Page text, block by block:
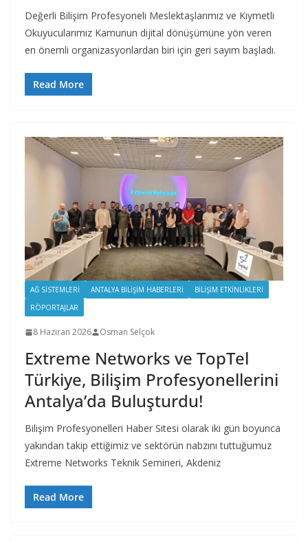
Değerli Bilişim Profesyoneli Meslektaşlarımız ve Kıymetli
Okuyucularımız Kamunun dijital dönüşümüne yön veren
en önemli organizasyonlardan biri için geri sayım başladı.
Read More
AĞ SISTEMLERI ANTALYA BILIŞIM HABERLERI
BILIŞIM ETKINLIKLERI
RÖPORTAJLAR
8 Haziran 2026 Osman Selçok
Extreme Networks ve TopTel
Türkiye, Bilişim Profesyonellerini
Antalya’da Buluşturdu!
Bilişim Profesyonelleri Haber Sitesi olarak iki gün boyunca
yakından takip ettiğimiz ve sektörün nabzını tuttuğumuz
Extreme Networks Teknik Semineri, Akdeniz
Read More